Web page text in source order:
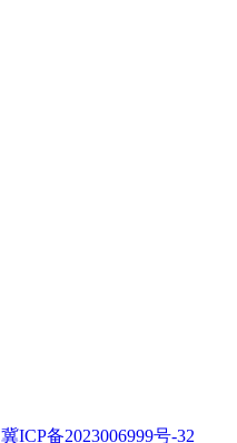
冀ICP备2023006999号-32